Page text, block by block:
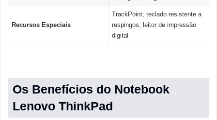
Recursos Especiais
TrackPoint, teclado resistente a
respingos, leitor de impressão
digital
Os Benefícios do Notebook
Lenovo ThinkPad